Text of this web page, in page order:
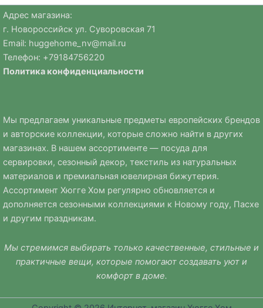
Адрес магазина:
г. Новороссийск ул. Суворовская 71
Email: huggehome_nv@mail.ru
Телефон: +79184756220
Политика конфиденциальности
Мы предлагаем уникальные предметы европейских брендов
и авторские коллекции, которые сложно найти в других
магазинах. В нашем ассортименте — посуда для
сервировки, сезонный декор, текстиль из натуральных
материалов и премиальная ювелирная бижутерия.
Ассортимент Хюгге Хом регулярно обновляется и
дополняется сезонными коллекциями к Новому году, Пасхе
и другим праздникам.
Мы стремимся выбирать только качественные, стильные и
практичные вещи, которые помогают создавать уют и
комфорт в доме.